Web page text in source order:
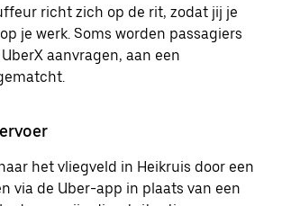
richt zich op de rit, zodat jij je
je werk. Soms worden passagiers
aanvragen, aan een
het vliegveld in Heikruis door een
via de Uber-app in plaats van een